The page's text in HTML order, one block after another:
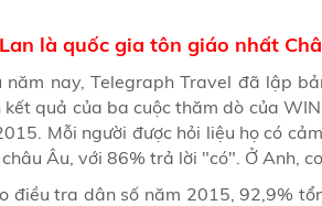
là quốc gia tôn giáo nhất
năm nay, Telegraph Travel đã lập
kết quả của ba cuộc thăm dò của
Mỗi người được hỏi liệu họ có
Âu, với 86% trả lời "có". Ở Anh,
điều tra dân số năm 2015, 92,9%